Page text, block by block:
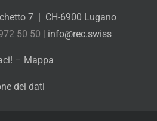
7 | CH-6900 Lugano
50 50 | info@rec.swiss
– Mappa
dei dati